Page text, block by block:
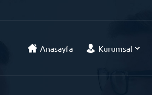
Anasayfa Kurumsal